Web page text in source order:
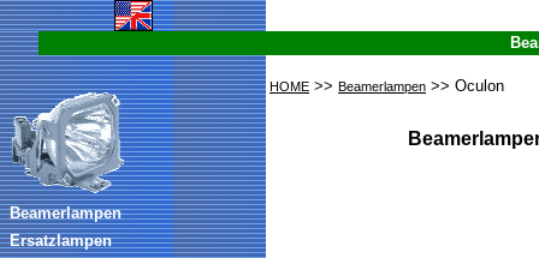
Beamerlampen
Ersatzlampen
HOME >> Beamerlampen >> Oculon